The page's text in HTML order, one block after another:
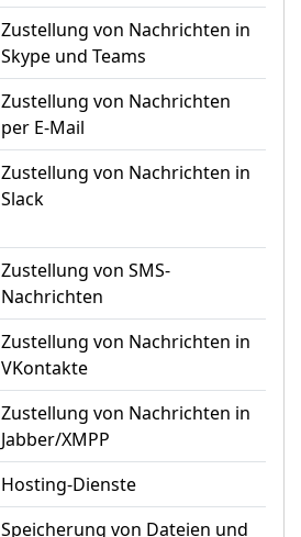
Zustellung von Nachrichten in
Skype und Teams
Zustellung von Nachrichten
per E-Mail
Zustellung von Nachrichten in
Slack
Zustellung von SMS-
Nachrichten
Zustellung von Nachrichten in
VKontakte
Zustellung von Nachrichten in
Jabber/XMPP
Hosting-Dienste
Speicherung von Dateien und